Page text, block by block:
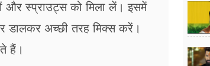
स्प्राउट्स को मिला लें। इसमें
डालकर अच्छी तरह मिक्स करें।
हैं।